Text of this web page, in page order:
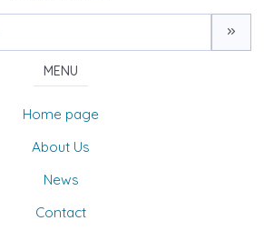
MENU
Home page
About Us
News
Contact